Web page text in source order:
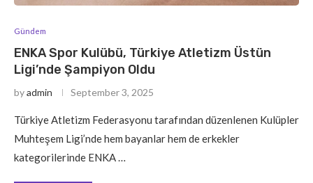
Gündem
ENKA Spor Kulübü, Türkiye Atletizm Üstün
Ligi’nde Şampiyon Oldu
byadmin September 3, 2025
Türkiye Atletizm Federasyonu tarafından düzenlenen Kulüpler
Muhteşem Ligi’nde hem bayanlar hem de erkekler
kategorilerinde ENKA …